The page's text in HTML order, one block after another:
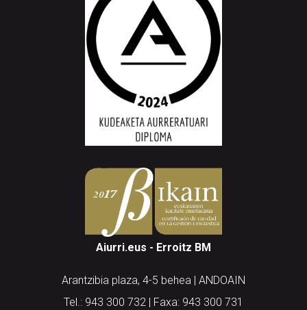
Aiurri.eus - Erroitz BM
Arantzibia plaza, 4-5 behea | ANDOAIN
Tel.: 943 300 732 | Faxa: 943 300 731